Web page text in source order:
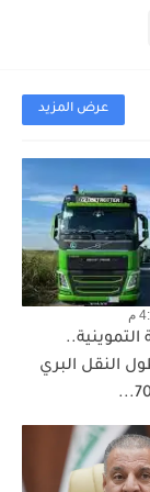
عرض المزيد
التموينية..
النقل البري